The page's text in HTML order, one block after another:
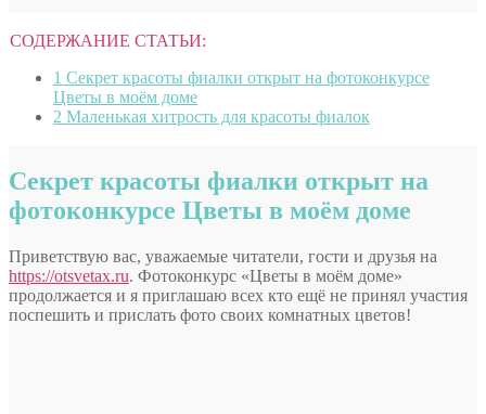
СОДЕРЖАНИЕ СТАТЬИ:
1 Секрет красоты фиалки открыт на фотоконкурсе
Цветы в моём доме
2 Маленькая хитрость для красоты фиалок
Секрет красоты фиалки открыт на
фотоконкурсе Цветы в моём доме
Приветствую вас, уважаемые читатели, гости и друзья на
https://otsvetax.ru. Фотоконкурс «Цветы в моём доме»
продолжается и я приглашаю всех кто ещё не принял участия
поспешить и прислать фото своих комнатных цветов!